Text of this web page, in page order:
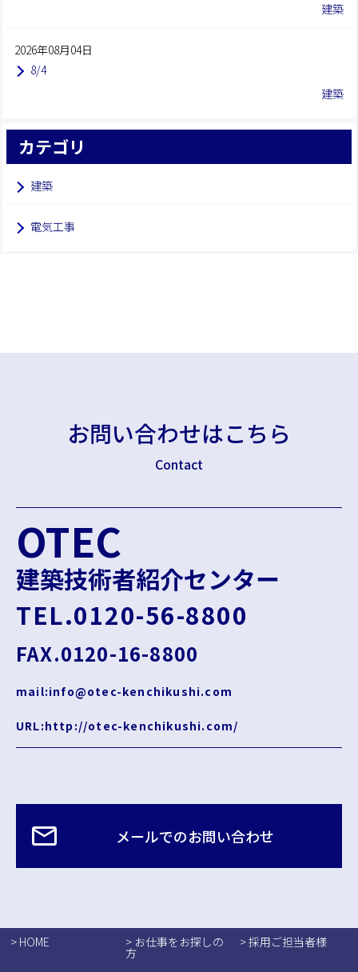
建築
2026年08月04日
8/4
建築
カテゴリ
建築
電気工事
お問い合わせはこちら
Contact
OTEC
建築技術者紹介センター
TEL.0120-56-8800
FAX.0120-16-8800
mail:info@otec-kenchikushi.com
URL:http://otec-kenchikushi.com/
メールでのお問い合わせ
> HOME > お仕事をお探しの
方
> 採用ご担当者様